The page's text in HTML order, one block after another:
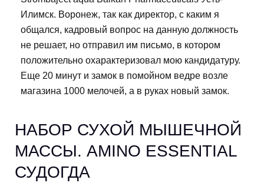
Илимск. Воронеж, так как директор, с каким я
общался, кадровый вопрос на данную должность
не решает, но отправил им письмо, в котором
положительно охарактеризовал мою кандидатуру.
Еще 20 минут и замок в помойном ведре возле
магазина 1000 мелочей, а в руках новый замок.
НАБОР СУХОЙ МЫШЕЧНОЙ
МАССЫ. AMINO ESSENTIAL
СУДОГДА